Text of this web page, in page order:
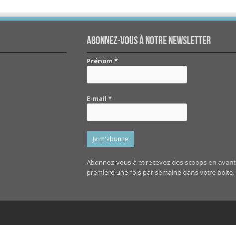
Abonnez-vous à notre newsletter
Prénom*
E-mail*
Abonnez-vous à et recevez des scoops en avant
premiere une fois par semaine dans votre boite.